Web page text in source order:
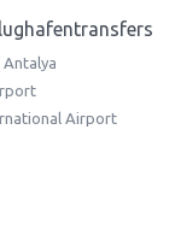
Airport